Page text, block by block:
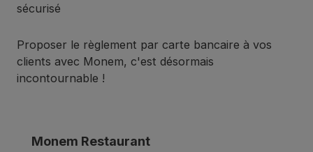
sécurisé
Proposer le règlement par carte bancaire à vos
clients avec Monem, c'est désormais
incontournable !
Monem Restaurant